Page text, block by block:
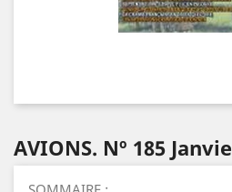
AVIONS. Nº 185